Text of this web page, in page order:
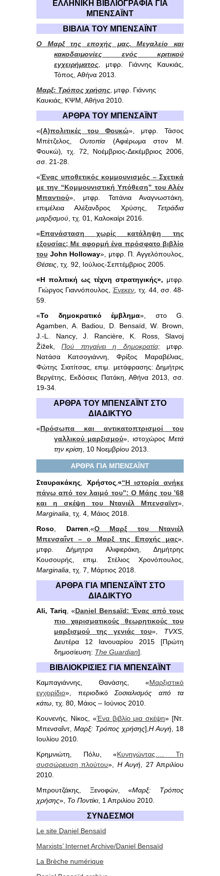
ΕΛΛΗΝΙΚΗ ΒΙΒΛΙΟΓΡΑΦΙΑ ΓΙΑ
ΜΠ ENΣΑΪΝΤ
ΒΙΒΛΙΑ ΤΟΥ ΜΠ ENΣΑΪΝΤ
Ο Μαρξ της εποχής μας. Μεγαλείο και
κακοδαιμονίες ενός κριτικού
εγχειρήματος , μτφρ. Γιάννης Καυκιάς,
Τόπος, Αθήνα 2013.
Μαρξ: Τρόπος χρήσης , μτφρ. Γιάννης
Καυκιάς, ΚΨΜ, Αθήνα 2010.
ΑΡΘΡΑ ΤΟΥ ΜΠ ENΣΑΪΝΤ
«(Α)πολιτικές του Φουκώ», μτφρ. Τάσος
Μπέτζελος, Ουτοπία (Αφιέρωμα στον Μ.
Φουκώ)
τχ. 72, Νοέμβριος-Δεκέμβριος 2006,
σσ. 21-28.
«Ένας υποθετικός κομμουνισμός – Σχετικά
με την “Κομμουνιστική Υπόθεση” του Αλέν
Μπαντιού», μτφρ. Τατάνια Αναγνωστάκη,
επιμέλεια Αλέξανδρος Χρύσης, Τετράδια
μαρξισμού , τχ. 01, Καλοκαίρι 2016.
«Επανάσταση χωρίς κατάληψη της
εξουσίας; Με αφορμή ένα πρόσφατο βιβλίο
του John Holloway», μτφρ. Π. Αγγελόπουλος,
Θέσεις , τχ. 92, Ιούλιος-Σεπτέμβριος 2005.
«Η πολιτική ως τέχνη στρατηγικής», μτφρ.
Γιώργος Γιαννόπουλος,Ένεκεν , τχ. 44, σσ. 48-
59.
«Το δημοκρατικό έμβλημα», στο G
Agamben ,A Badiou D. Bensaïd W. Brown
J .-L Nancy, J Rancière, K Ross, Slavoj
Žižek ,Πού πηγαίνει η δημοκρατία;
μτφρ.
Νατάσα Κατσογιάννη, Φρίξος Μαραβέλιας,
Φώτης Σιατίτσας, επιμ. μετάφρασης: Δημήτρις
Βεργέτης, Εκδόσεις Πατάκη, Αθήνα 2013, σσ.
19-34.
ΑΡΘΡΑ ΤΟΥ ΜΠ ENΣΑΪΝΤ ΣΤΟ
ΔΙΑΔΙΚΤΥΟ
«Πρόσωπα και αντικατοπτρισμοί του
γαλλικού μαρξισμού», ιστοχώροςΜετά
την κρίση , 10 Νοεμβρίου 2013.
ΑΡΘΡΑ ΓΙΑ ΜΠΕΝΣΑΪΝΤ
Σταυρακάκης Χρήστος, «“Η ιστορία ανήκε
πάνω από τον λαιμό του”: Ο Μάης του ’68
και η σκέψη του Ντανιέλ Μπενσαϊντ»,
Marginalia , τχ. 4, Μάιος 2018.
Roso
Darren ,«Ο Μαρξ του Ντανιέλ
Μπενσαΐντ – ο Μαρξ της Εποχής μας»,
μτφρ. Δήμητρα Αλιφιεράκη, Δημήτρης
Κουσουρής, επιμ. Στέλιος Χρονόπουλος,
Marginalia , τχ. 7, Μάρτιος 2018.
ΑΡΘΡΑ ΓΙΑ ΜΠ ENΣΑΪΝΤ ΣΤΟ
ΔΙΑΔΙΚΤΥΟ
Ali, Tariq , «Daniel Bensaïd: Ένας από τους
πιο χαρισματικούς θεωρητικούς του
μαρξισμού της γενιάς του», TVXS
Δευτέρα 12 Ιανουαρίου 2015 [Πρώτη
δημοσίευση: The Guardian].
ΒΙΒΛΙΟΚΡΙΣΙΕΣ ΓΙΑ ΜΠ ENΣΑΪΝΤ
Καμπαγιάννης, Θανάσης, «Μαρξιστικό
εγχειρίδιο», περιοδικό Σοσιαλισμός από τα
κάτω , τχ. 80, Μάιος – Ιούνιος 2010.
Κουνενής, Νίκος, «Ένα βιβλίο μια σκέψη» [Ντ.
Μπενσαΐντ, Μαρξ: Τρόπος χρήσης], Η Αυγή , 18
Ιουλίου 2010.
Κρημνιώτη, Πόλυ, «Κυνηγώντας…. Τη
συσσώρευση πλούτου», Η Αυγή , 27 Απριλίου
2010.
Μπρουτζάκης, Ξενοφών, «Μαρξ: Τρόπος
χρήσης», Το Ποντίκι , 1 Απριλίου 2010.
ΣΥΝΔΕΣΜΟΙ
Le site Daniel Bensaïd
Marxists’ Internet Archive/Daniel Bensaïd
La Brèche numérique